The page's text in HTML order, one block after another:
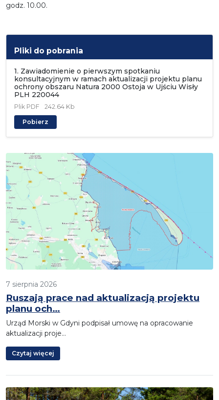
godz. 10.00.
Pliki do pobrania
1. Zawiadomienie o pierwszym spotkaniu
konsultacyjnym w ramach aktualizacji projektu planu
ochrony obszaru Natura 2000 Ostoja w Ujściu Wisły
PLH 220044
Plik PDF 242.64 Kb
Pobierz
7 sierpnia 2026
Ruszają prace nad aktualizacją projektu
planu och…
Urząd Morski w Gdyni podpisał umowę na opracowanie
aktualizacji proje…
Czytaj więcej